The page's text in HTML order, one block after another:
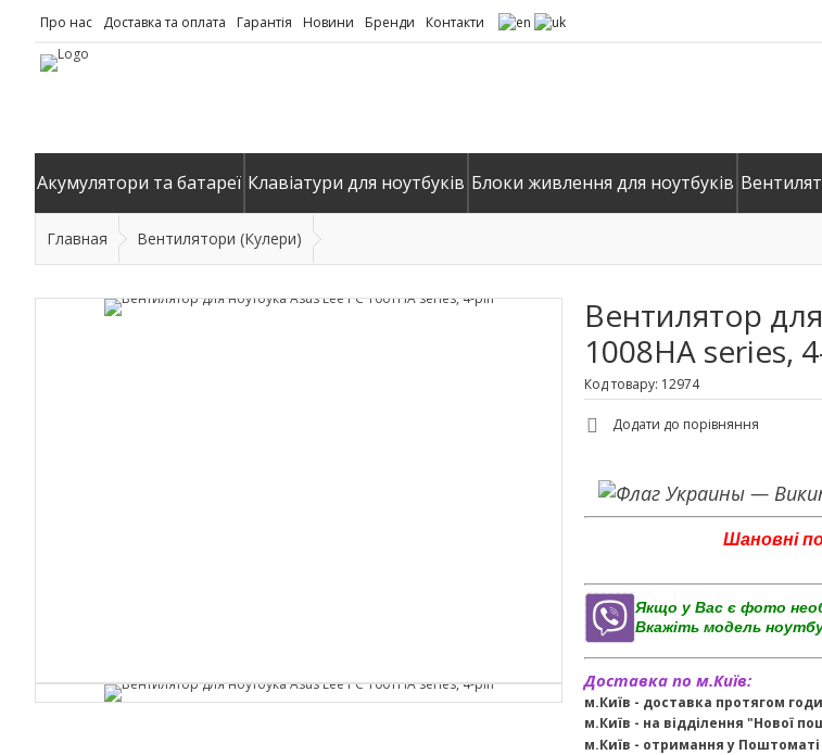
Про нас Доставка та оплата Гарантія Новини Бренди Контакти
Акумулятори та батареї Клавіатури для ноутбуків Блоки живлення для ноутбуків
Главная Вентилятори (Кулери)
Вентилятор
1008HA series,
Код товару: 12974
Додати до порівняння
Шановні
Якщо у Вас є фото
Вкажіть модель
Доставка по м.Київ:
м.Київ - доставка протягом
м.Київ - на відділення "Нової
м.Київ - отримання у Поштоматі